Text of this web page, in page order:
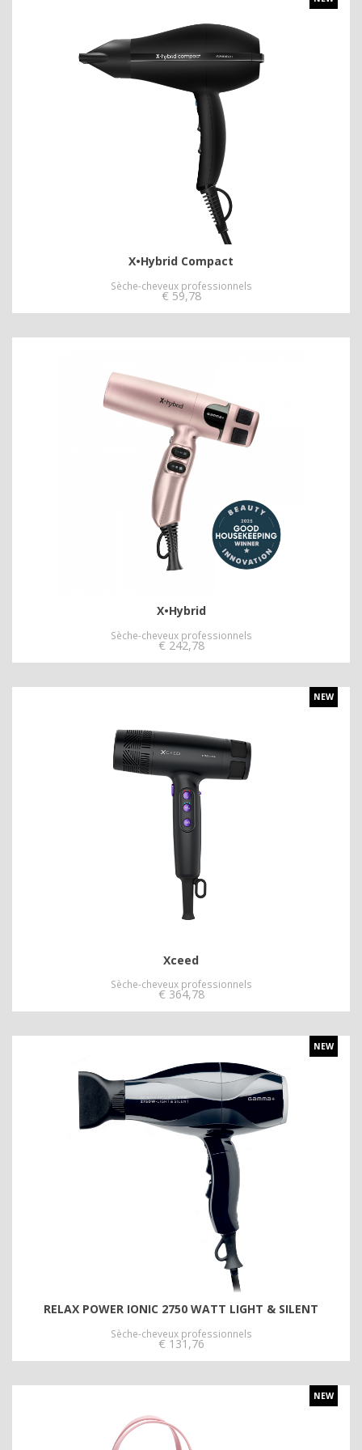
X•Hybrid Compact
Sèche-cheveux professionnels
€ 59,78
X•Hybrid
Sèche-cheveux professionnels
€ 242,78
NEW
Xceed
Sèche-cheveux professionnels
€ 364,78
NEW
RELAX POWER IONIC 2750 WATT LIGHT & SILENT
Sèche-cheveux professionnels
€ 131,76
NEW